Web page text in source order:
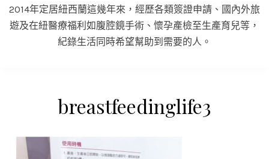
2014年定居紐西蘭這幾年來，經歷各類簽證申請、國內外旅
遊及在紐醫療福利如腹腔鏡手術、懷孕產檢至生產育兒等，
紀錄生活同時希望幫助到需要的人。
breastfeedinglife3